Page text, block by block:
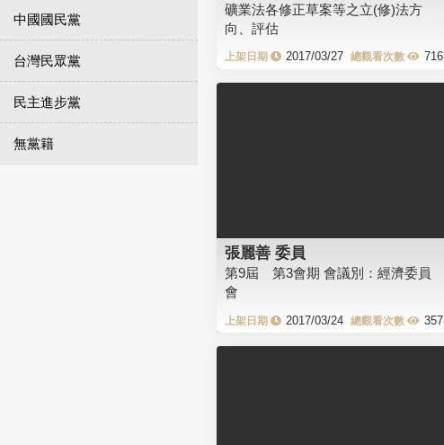
中國國民黨
台灣民眾黨
民主進步黨
無黨籍
礦業法各修正草案等之立(修)法方
向、評估
2017/03/27 716
張麗善 委員
第9屆 第3會期 會議別：經濟委員
會
2017/03/24 357